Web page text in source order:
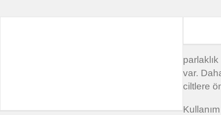
var.
ciltlere